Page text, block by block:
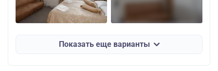
Показать еще варианты